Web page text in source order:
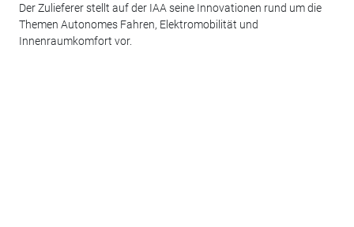
Der Zulieferer stellt auf der IAA seine Innovationen rund um die
Themen Autonomes Fahren, Elektromobilität und
Innenraumkomfort vor.